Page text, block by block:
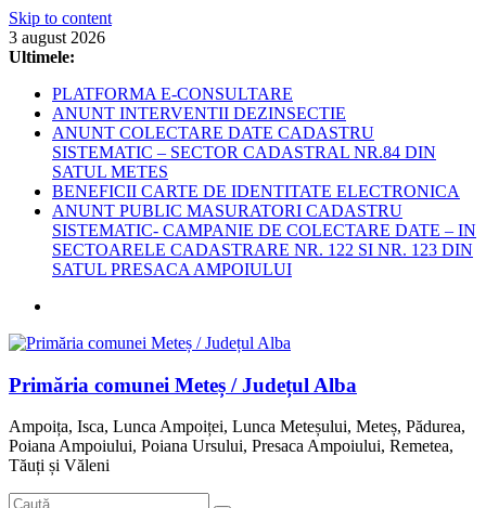
Skip to content
3 august 2026
Ultimele:
PLATFORMA E-CONSULTARE
ANUNT INTERVENTII DEZINSECTIE
ANUNT COLECTARE DATE CADASTRU
SISTEMATIC – SECTOR CADASTRAL NR.84 DIN
SATUL METES
BENEFICII CARTE DE IDENTITATE ELECTRONICA
ANUNT PUBLIC MASURATORI CADASTRU
SISTEMATIC- CAMPANIE DE COLECTARE DATE – IN
SECTOARELE CADASTRARE NR. 122 SI NR. 123 DIN
SATUL PRESACA AMPOIULUI
Primăria comunei Meteș / Județul Alba
Ampoița, Isca, Lunca Ampoiței, Lunca Meteșului, Meteș, Pădurea,
Poiana Ampoiului, Poiana Ursului, Presaca Ampoiului, Remetea,
Tăuți și Văleni